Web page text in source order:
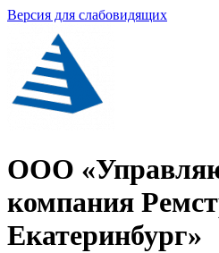
Версия для слабовидящих
ООО
компания
Екатеринбург»